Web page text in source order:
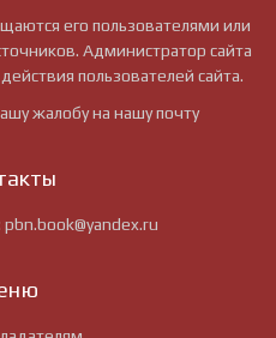
его пользователями или
Администратор сайта
пользователей сайта.
жалобу на нашу почту
pbn.book@yandex.ru